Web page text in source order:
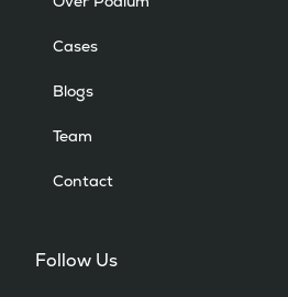
Cases
Blogs
Team
Contact
Follow Us